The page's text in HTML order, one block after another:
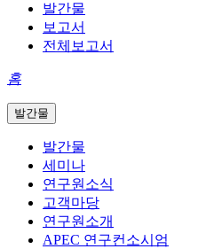
발간물
보고서
전체보고서
홈
발간물
발간물
세미나
연구원소식
고객마당
연구원소개
APEC 연구컨소시엄